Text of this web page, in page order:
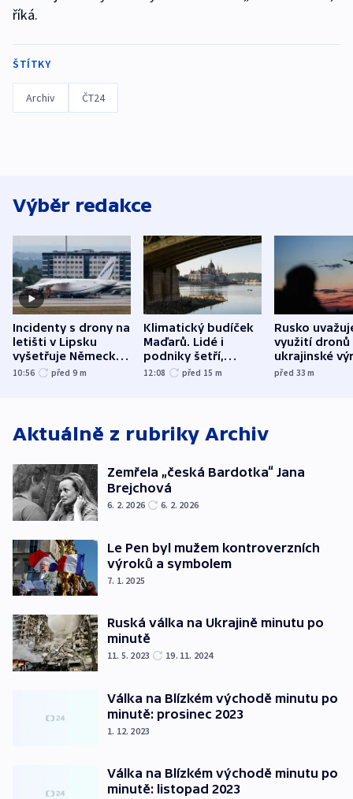
říká.
ŠTÍTKY
Archiv ČT24
Výběr redakce
Incidenty s drony na
letišti v Lipsku
vyšetřuje Německo
jako úmyslný pokus
10:56 před 9 m
Klimatický budíček
Maďarů. Lidé i
podniky šetří,
omezuje se doprava
12:08 před 15 m
Rusko
využití dronů
ukrajinské
útokům v
před 33m
Aktuálně z rubriky Archiv
Zemřela „česká Bardotka“ Jana
Brejchová
6. 2. 2026 6. 2. 2026
Le Pen byl mužem kontroverzních
výroků a symbolem
7. 1. 2025
Ruská válka na Ukrajině minutu po
minutě
11. 5. 2023 19. 11. 2024
Válka na Blízkém východě minutu po
minutě: prosinec 2023
1. 12. 2023
Válka na Blízkém východě minutu po
minutě: listopad 2023